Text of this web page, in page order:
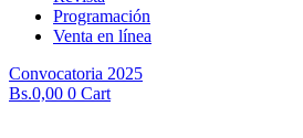
Programación
Venta en línea
Convocatoria 2025
Bs.0,00 0 Cart